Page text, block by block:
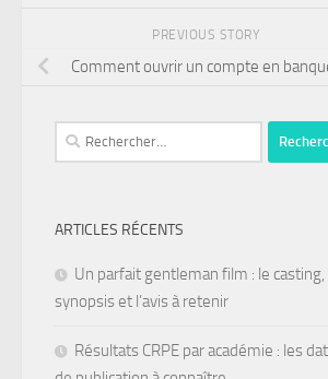
PREVIOUS STORY
Comment ouvrir un compte en
ARTICLES RÉCENTS
Un parfait gentleman film : le casting,
synopsis et l’avis à retenir
Résultats CRPE par académie : les